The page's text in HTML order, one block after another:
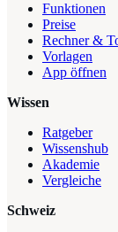
Funktionen
Preise
Rechner &
Vorlagen
App öffnen
Wissen
Ratgeber
Wissenshub
Akademie
Vergleiche
Schweiz